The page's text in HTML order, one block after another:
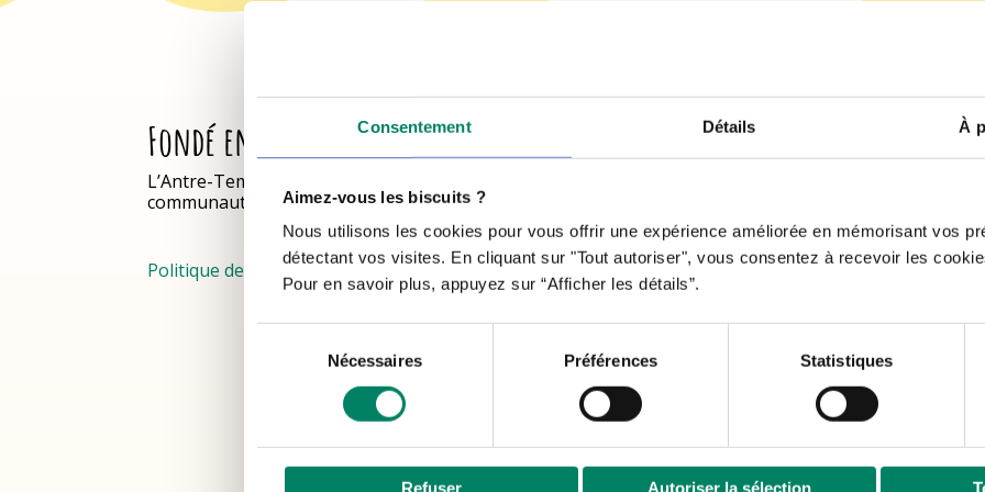
Consentement Détails À
Aimez-vous les biscuits ?
Nous utilisons les cookies pour vous offrir une expérience améliorée en mémorisant vos
détectant vos visites. En cliquant sur "Tout autoriser", vous consentez à recevoir les
Pour en savoir plus, appuyez sur “Afficher les détails”.
consentement
Nécessaires Préférences Statistiques
Refuser Autoriser la sélection
Fondé en 1985
L’Antre-Temps est un organisme
communautaire aux services des jeunes.
Politique de confidentialité